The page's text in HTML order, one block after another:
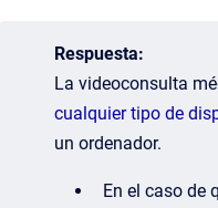
Respuesta:
La videoconsulta
cualquier tipo de
un ordenador.
En el caso de